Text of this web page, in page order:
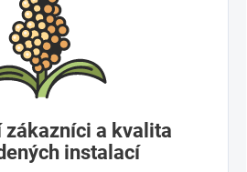
zákazníci a kvalita
instalací